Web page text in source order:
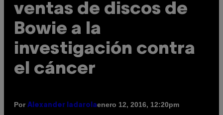
ventas de discos de
Bowie a la
investigación contra
el cáncer
Por Alexander Iadarolaenero 12, 2016, 12:20pm